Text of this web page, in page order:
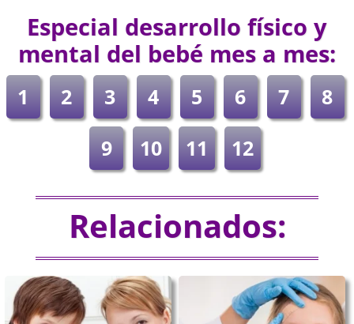
Especial desarrollo físico y
mental del bebé mes a mes:
1 2 3 4 5 6 7
8
9
10 11 12
Relacionados: